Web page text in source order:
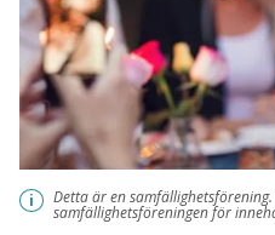
i Detta är en
samfällighetsföreningen för